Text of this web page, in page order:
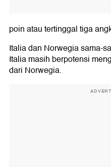
poin atau tertinggal tiga
Italia dan Norwegia sama-
Italia masih berpotensi
dari Norwegia.